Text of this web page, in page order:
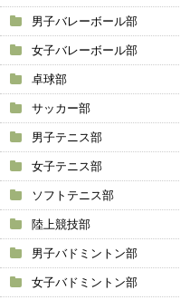
男子バレーボール部
女子バレーボール部
卓球部
サッカー部
男子テニス部
女子テニス部
ソフトテニス部
陸上競技部
男子バドミントン部
女子バドミントン部